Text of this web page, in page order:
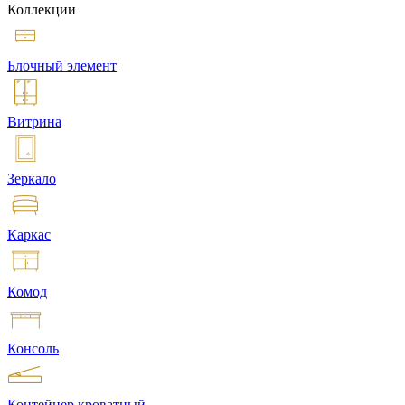
Коллекции
Блочный элемент
Витрина
Зеркало
Каркас
Комод
Консоль